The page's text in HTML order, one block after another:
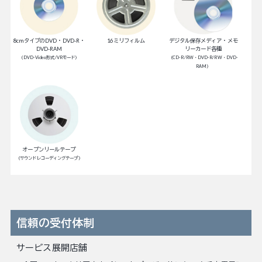
8cmタイプのDVD・DVD-R・
DVD-RAM
（DVD-Video形式/VRモード）
16ミリフィルム
デジタル保存メディア・メモ
リーカード各種
（CD-R/RW・DVD-R/RW・DVD-
RAM）
オープンリールテープ
（サウンドレコーディングテープ）
信頼の受付体制
サービス展開店舗